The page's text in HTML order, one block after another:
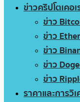
ข่าวคริปโตเคอ
ข่าว
ข่าว
ข่าว
ข่าว
ข่าว
ราคาและการวิเ